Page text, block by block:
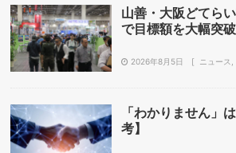
山善・大阪どてら
で目標額を大幅突破
2026年8月5日 ニュース
「わかりません」
考】